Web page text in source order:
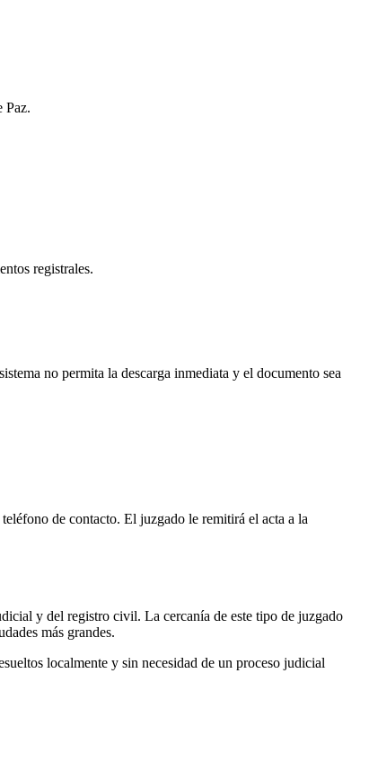
Paz.
registrales.
no permita la descarga inmediata y el documento sea
de contacto. El juzgado le remitirá el acta a la
y del registro civil. La cercanía de este tipo de juzgado
más grandes.
localmente y sin necesidad de un proceso judicial